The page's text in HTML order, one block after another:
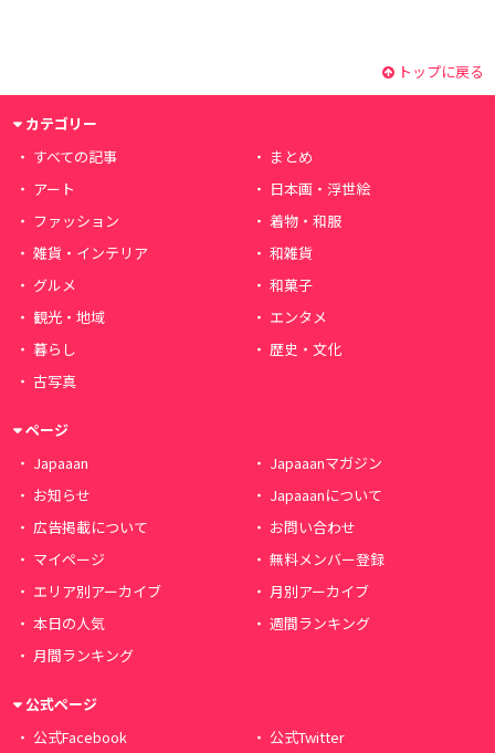
トップに戻る
カテゴリー
すべての記事
まとめ
アート
日本画・浮世絵
ファッション
着物・和服
雑貨・インテリア
和雑貨
グルメ
和菓子
観光・地域
エンタメ
暮らし
歴史・文化
古写真
ページ
Japaaan
Japaaanマガジン
お知らせ
Japaaanについて
広告掲載について
お問い合わせ
マイページ
無料メンバー登録
エリア別アーカイブ
月別アーカイブ
本日の人気
週間ランキング
月間ランキング
公式ページ
公式Facebook
公式Twitter